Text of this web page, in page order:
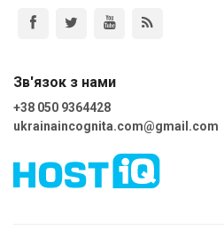
Зв'язок з нами
+38 050 9364428
ukrainaincognita.com@gmail.com